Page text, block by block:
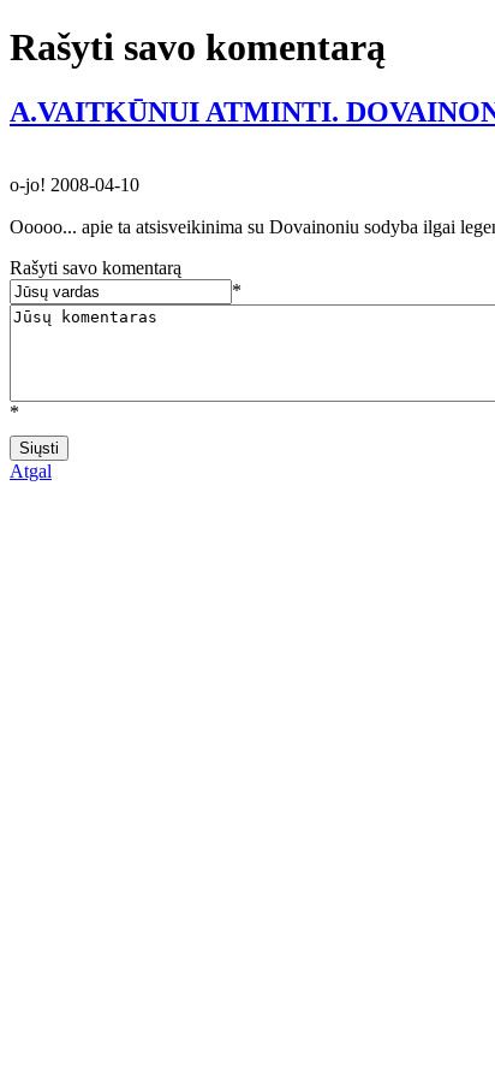
Rašyti savo komentarą
A.VAITKŪNUI ATMINTI.
o-jo! 2008-04-10
Ooooo... apie ta atsisveikinima su Dovainoniu sodyba ilgai
Rašyti savo komentarą
*
*
Atgal